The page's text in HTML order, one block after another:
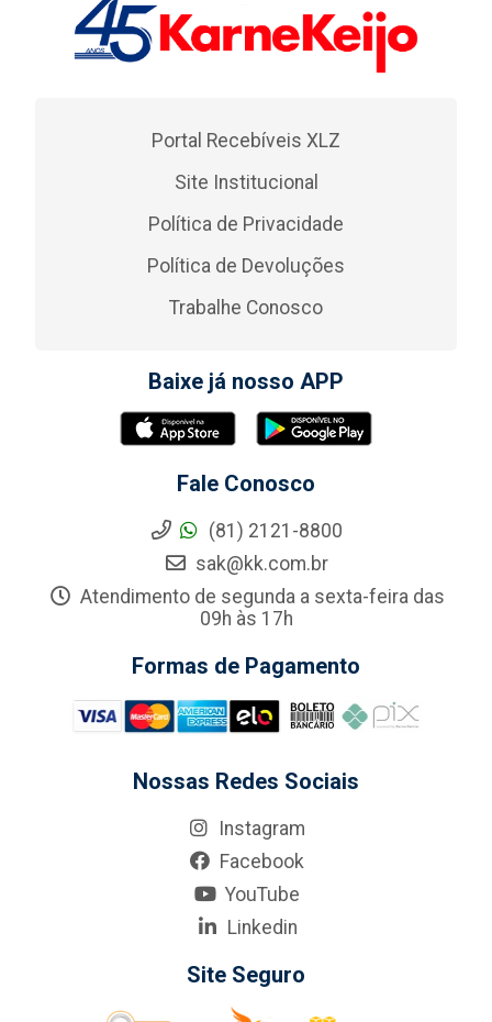
Portal Recebíveis XLZ
Site Institucional
Política de Privacidade
Política de Devoluções
Trabalhe Conosco
Baixe já nosso APP
Fale Conosco
(81) 2121-8800
sak@kk.com.br
Atendimento de segunda a sexta-feira das
09h às 17h
Formas de Pagamento
Nossas Redes Sociais
Instagram
Facebook
YouTube
Linkedin
Site Seguro